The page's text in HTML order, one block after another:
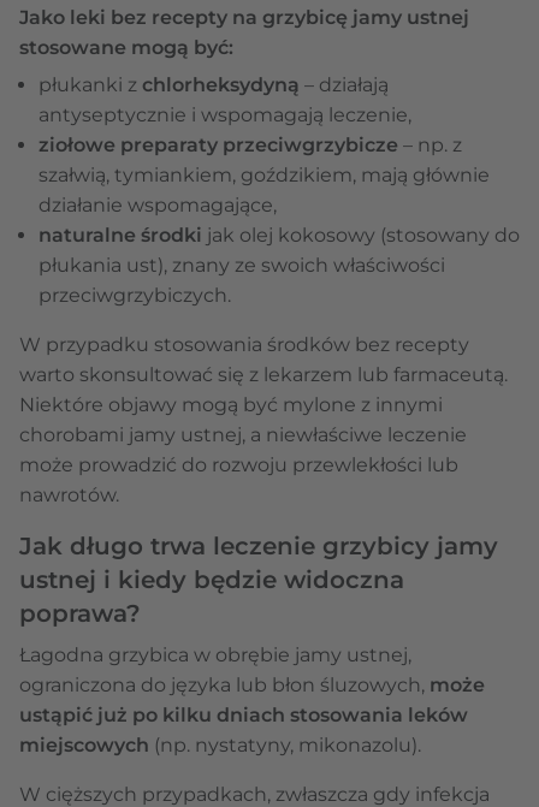
Jako leki bez recepty na grzybicę jamy ustnej
stosowane mogą być:
płukanki z chlorheksydyną – działają
antyseptycznie i wspomagają leczenie,
ziołowe preparaty przeciwgrzybicze – np. z
szałwią, tymiankiem, goździkiem, mają głównie
działanie wspomagające,
naturalne środki jak olej kokosowy (stosowany do
płukania ust), znany ze swoich właściwości
przeciwgrzybiczych.
W przypadku stosowania środków bez recepty
warto skonsultować się z lekarzem lub farmaceutą.
Niektóre objawy mogą być mylone z innymi
chorobami jamy ustnej, a niewłaściwe leczenie
może prowadzić do rozwoju przewlekłości lub
nawrotów.
Jak długo trwa leczenie grzybicy jamy
ustnej i kiedy będzie widoczna
poprawa?
Łagodna grzybica w obrębie jamy ustnej,
ograniczona do języka lub błon śluzowych, może
ustąpić już po kilku dniach stosowania leków
miejscowych (np. nystatyny, mikonazolu).
W cięższych przypadkach, zwłaszcza gdy infekcja